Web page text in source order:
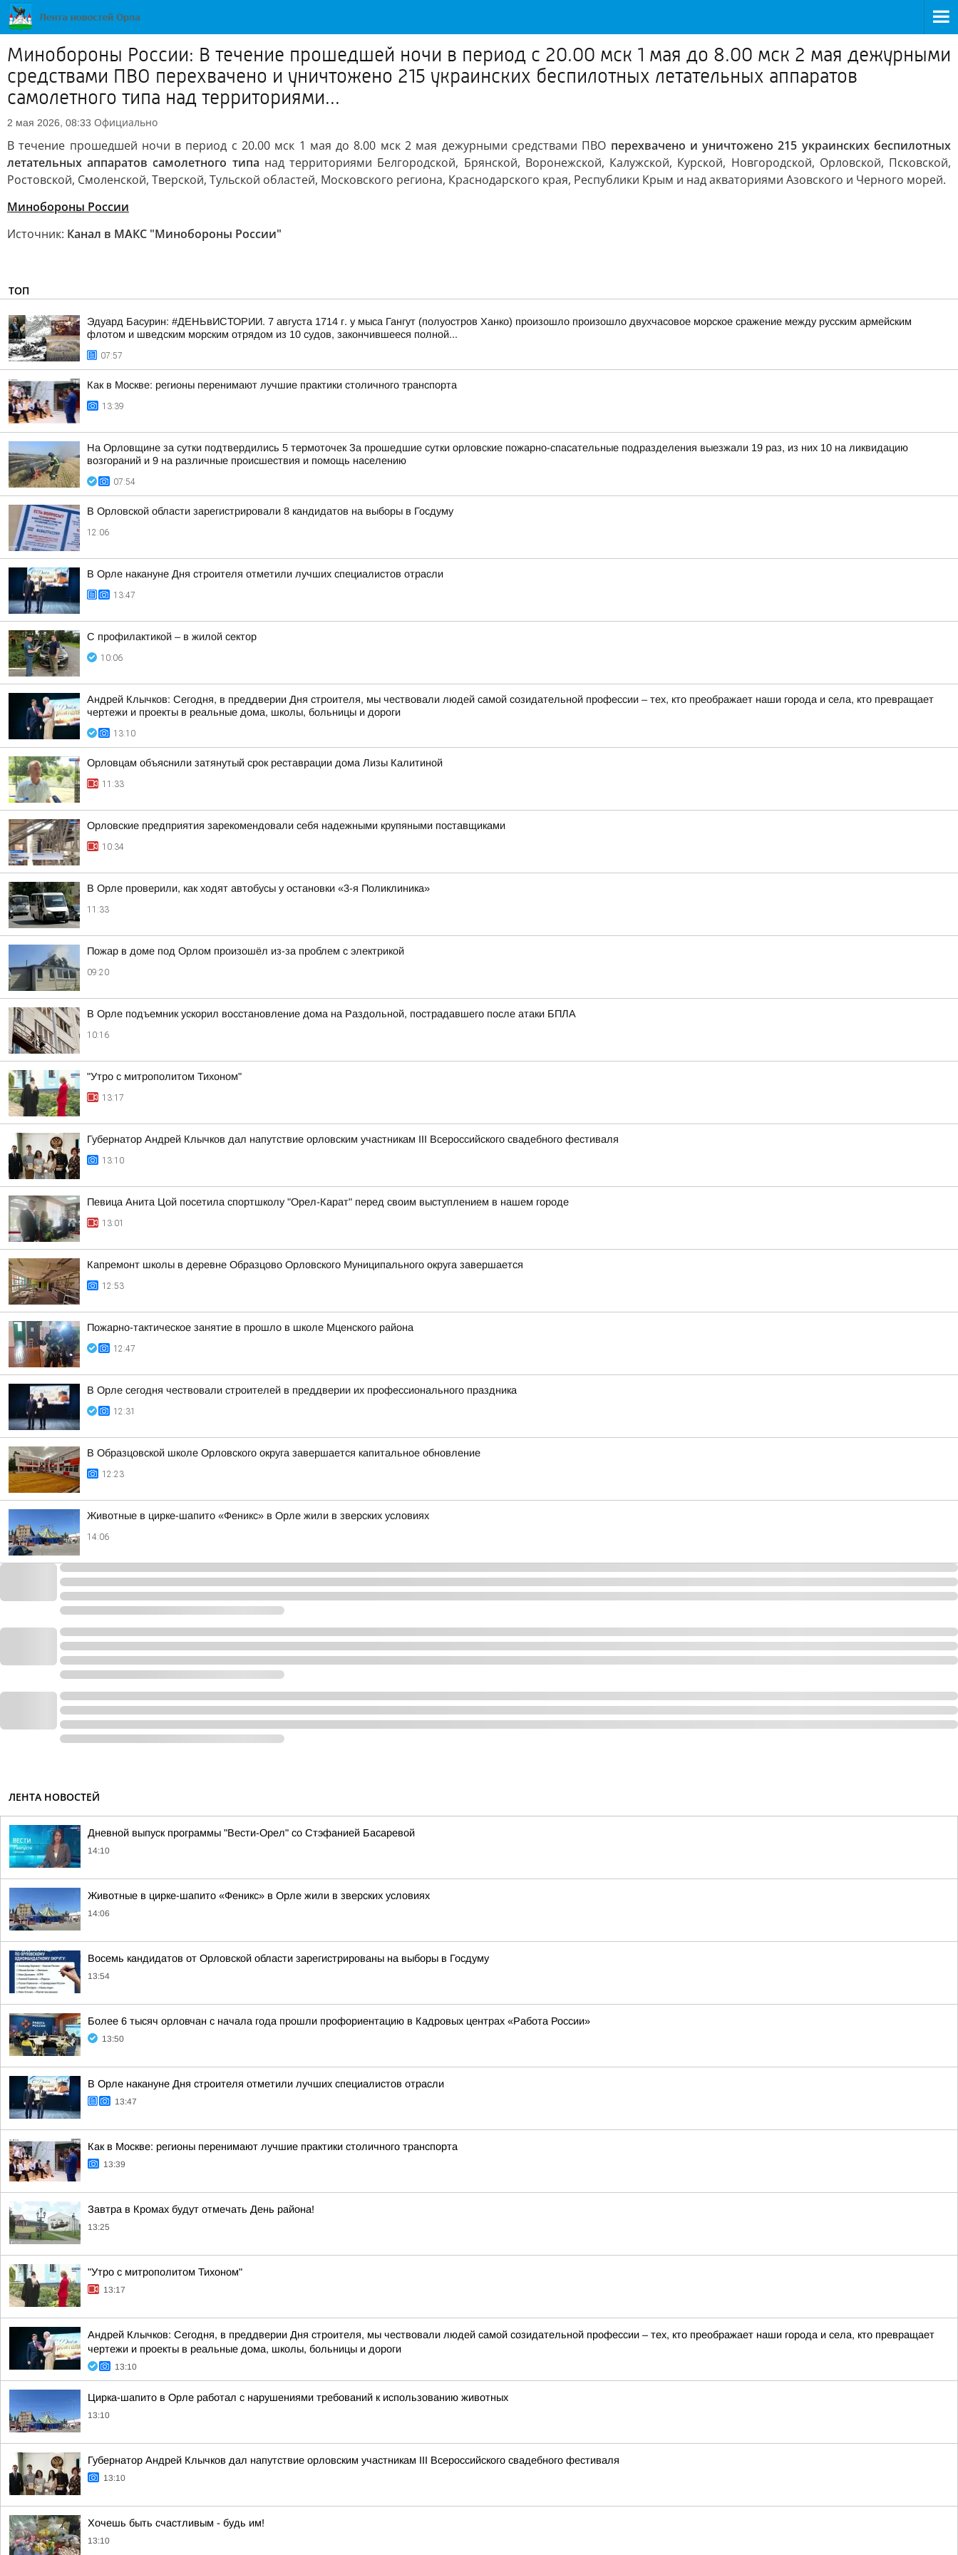
Минобороны России: В течение прошедшей ночи в период с 20.00 мск 1 мая до 8.00 мск 2 мая дежурными
средствами ПВО перехвачено и уничтожено 215 украинских беспилотных летательных аппаратов
самолетного типа над территориями...
2 мая 2026, 08:33 Официально
В течение прошедшей ночи в период с 20.00 мск 1 мая до 8.00 мск 2 мая дежурными средствами ПВО перехвачено и уничтожено 215 украинских беспилотных
летательных аппаратов самолетного типа над территориями Белгородской, Брянской, Воронежской, Калужской, Курской, Новгородской, Орловской, Псковской,
Ростовской, Смоленской, Тверской, Тульской областей, Московского региона, Краснодарского края, Республики Крым и над акваториями Азовского и Черного морей.
Минобороны России
Источник: Канал в МАКС "Минобороны России"
ТОП
Эдуард Басурин: #ДЕНЬвИСТОРИИ. 7 августа 1714 г. у мыса Гангут (полуостров Ханко) произошло произошло двухчасовое морское сражение между русским армейским
флотом и шведским морским отрядом из 10 судов, закончившееся полной...
07:57
Как в Москве: регионы перенимают лучшие практики столичного транспорта
13:39
На Орловщине за сутки подтвердились 5 термоточек За прошедшие сутки орловские пожарно-спасательные подразделения выезжали 19 раз, из них 10 на ликвидацию
возгораний и 9 на различные происшествия и помощь населению
07:54
В Орловской области зарегистрировали 8 кандидатов на выборы в Госдуму
12:06
В Орле накануне Дня строителя отметили лучших специалистов отрасли
13:47
С профилактикой – в жилой сектор
10:06
Андрей Клычков: Сегодня, в преддверии Дня строителя, мы чествовали людей самой созидательной профессии – тех, кто преображает наши города и села, кто превращает
чертежи и проекты в реальные дома, школы, больницы и дороги
13:10
Орловцам объяснили затянутый срок реставрации дома Лизы Калитиной
11:33
Орловские предприятия зарекомендовали себя надежными крупяными поставщиками
10:34
В Орле проверили, как ходят автобусы у остановки «3-я Поликлиника»
11:33
Пожар в доме под Орлом произошёл из-за проблем с электрикой
09:20
В Орле подъемник ускорил восстановление дома на Раздольной, пострадавшего после атаки БПЛА
10:16
"Утро с митрополитом Тихоном"
13:17
Губернатор Андрей Клычков дал напутствие орловским участникам III Всероссийского свадебного фестиваля
13:10
Певица Анита Цой посетила спортшколу "Орел-Карат" перед своим выступлением в нашем городе
13:01
Капремонт школы в деревне Образцово Орловского Муниципального округа завершается
12:53
Пожарно-тактическое занятие в прошло в школе Мценского района
12:47
В Орле сегодня чествовали строителей в преддверии их профессионального праздника
12:31
В Образцовской школе Орловского округа завершается капитальное обновление
12:23
Животные в цирке-шапито «Феникс» в Орле жили в зверских условиях
14:06
ЛЕНТА НОВОСТЕЙ
Дневной выпуск программы "Вести-Орел" со Стэфанией Басаревой
14:10
Животные в цирке-шапито «Феникс» в Орле жили в зверских условиях
14:06
Восемь кандидатов от Орловской области зарегистрированы на выборы в Госдуму
13:54
Более 6 тысяч орловчан с начала года прошли профориентацию в Кадровых центрах «Работа России»
13:50
В Орле накануне Дня строителя отметили лучших специалистов отрасли
13:47
Как в Москве: регионы перенимают лучшие практики столичного транспорта
13:39
Завтра в Кромах будут отмечать День района!
13:25
"Утро с митрополитом Тихоном"
13:17
Андрей Клычков: Сегодня, в преддверии Дня строителя, мы чествовали людей самой созидательной профессии – тех, кто преображает наши города и села, кто превращает
чертежи и проекты в реальные дома, школы, больницы и дороги
13:10
Цирка-шапито в Орле работал с нарушениями требований к использованию животных
13:10
Губернатор Андрей Клычков дал напутствие орловским участникам III Всероссийского свадебного фестиваля
13:10
Хочешь быть счастливым - будь им!
13:10